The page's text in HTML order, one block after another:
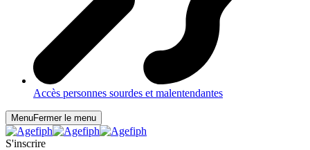
Accès personnes sourdes et malentendantes
MenuFermer le menu
S'inscrire